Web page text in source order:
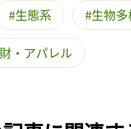
生態系 生物
・アパレル